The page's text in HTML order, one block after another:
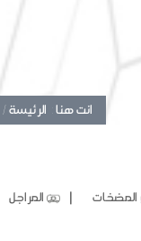
الرئيسة / انت هنا :
المضخات ❘ المراجل